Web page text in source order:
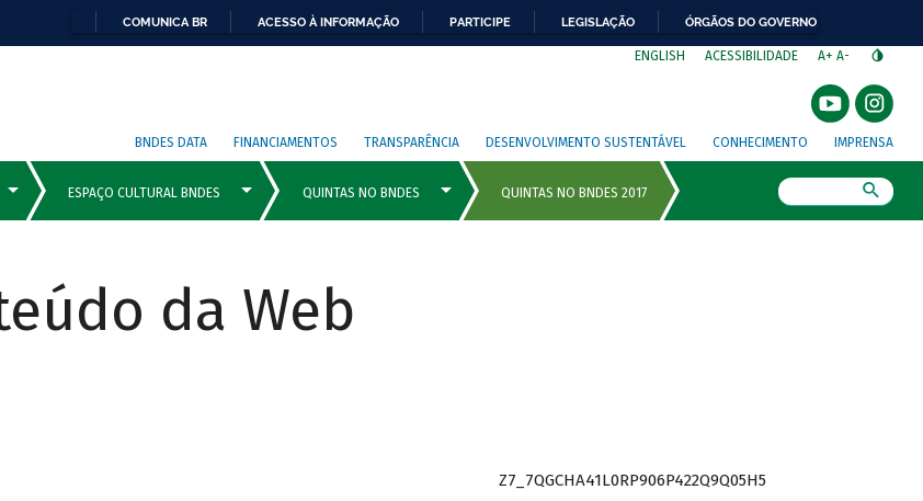
COMUNICA BR ACESSO À INFORMAÇÃO PARTICIPE LEGISLAÇÃO ÓRGÃOS DO GOVERNO
ENGLISH ACESSIBILIDADE A+ A-
BNDES DATA FINANCIAMENTOS TRANSPARÊNCIA DESENVOLVIMENTO SUSTENTÁVEL CONHECIMENTO IMPRENSA
da Web
Z7_7QGCHA41L0RP906P422Q9Q05H5